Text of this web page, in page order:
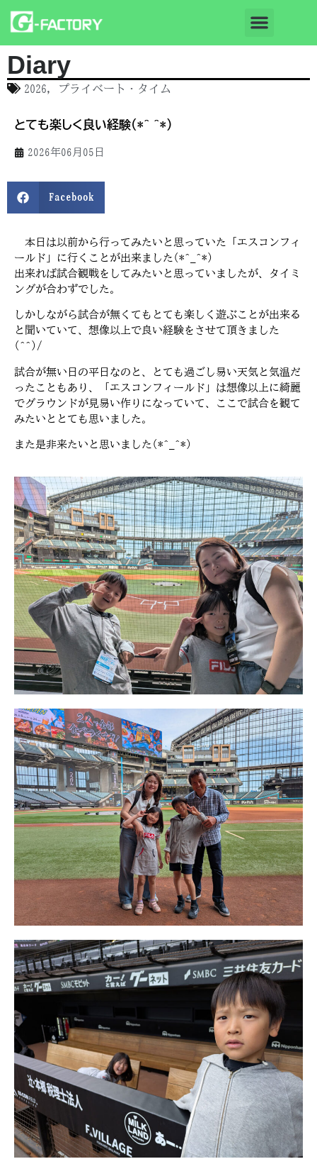
Diary
2026, プライベート・タイム
とても楽しく良い経験(*^_^*)
2026年06月05日
Facebook
本日は以前から行ってみたいと思っていた「エスコンフィ
ールド」に行くことが出来ました(*^_^*)
出来れば試合観戦をしてみたいと思っていましたが、タイミ
ングが合わずでした。
しかしながら試合が無くてもとても楽しく遊ぶことが出来る
と聞いていて、想像以上で良い経験をさせて頂きました
(^^)/
試合が無い日の平日なのと、とても過ごし易い天気と気温だ
ったこともあり、「エスコンフィールド」は想像以上に綺麗
でグラウンドが見易い作りになっていて、ここで試合を観て
みたいととても思いました。
また是非来たいと思いました(*^_^*)